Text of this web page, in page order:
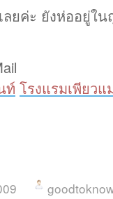
ยค่ะ ยังห่ออยู่ใน
ท์ โรงแรมเพียว